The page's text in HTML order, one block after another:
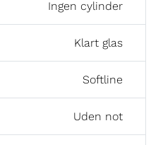
Ingen cylinder
Klart glas
Softline
Uden not